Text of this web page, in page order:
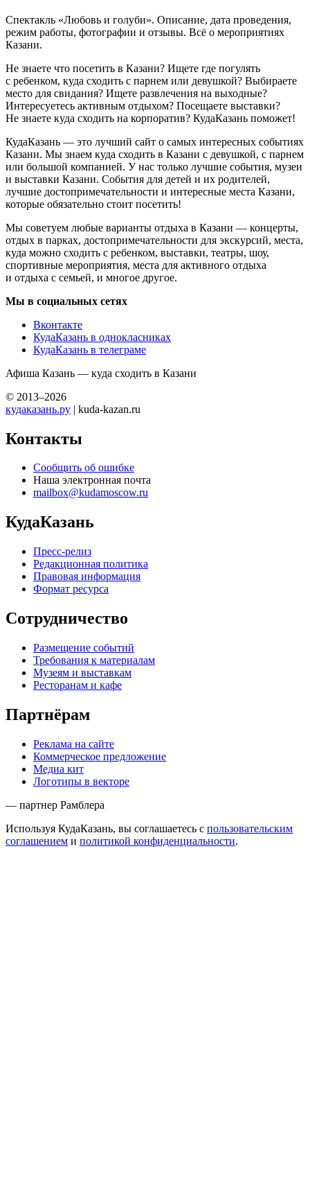
Спектакль «Любовь и голуби». Описание, дата проведения,
режим работы, фотографии и отзывы. Всё о мероприятиях
Казани.
Не знаете что посетить в Казани? Ищете где погулять
с ребенком, куда сходить с парнем или девушкой? Выбираете
место для свидания? Ищете развлечения на выходные?
Интересуетесь активным отдыхом? Посещаете выставки?
Не знаете куда сходить на корпоратив? КудаКазань поможет!
КудаКазань — это лучший сайт о самых интересных событиях
Казани. Мы знаем куда сходить в Казани с девушкой, с парнем
или большой компанией. У нас только лучшие события, музеи
и выставки Казани. События для детей и их родителей,
лучшие достопримечательности и интересные места Казани,
которые обязательно стоит посетить!
Мы советуем любые варианты отдыха в Казани — концерты,
отдых в парках, достопримечательности для экскурсий, места,
куда можно сходить с ребенком, выставки, театры, шоу,
спортивные мероприятия, места для активного отдыха
и отдыха с семьей, и многое другое.
Мы в социальных сетях
Вконтакте
КудаКазань в однокласниках
КудаКазань в телеграме
Афиша Казань — куда сходить в Казани
© 2013–2026
кудаказань.ру | kuda-kazan.ru
Контакты
Сообщить об ошибке
Наша электронная почта
mailbox@kudamoscow.ru
КудаКазань
Пресс-релиз
Редакционная политика
Правовая информация
Формат ресурса
Сотрудничество
Размещение событий
Требования к материалам
Музеям и выставкам
Ресторанам и кафе
Партнёрам
Реклама на сайте
Коммерческое предложение
Медиа кит
Логотипы в векторе
— партнер Рамблера
Используя КудаКазань, вы соглашаетесь с пользовательским
соглашением и политикой конфиденциальности.